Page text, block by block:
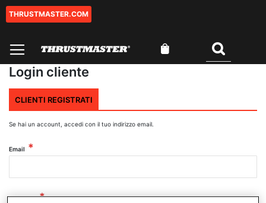
Salta
THRUSTMASTER.COM
Login cliente
CLIENTI REGISTRATI
Se hai un account, accedi con il tuo indirizzo email.
Email
Password